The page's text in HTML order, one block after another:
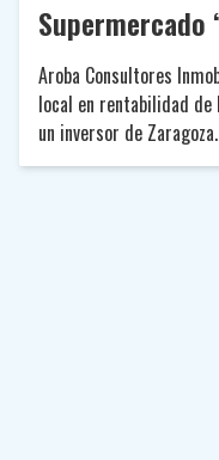
Supermercado
Aroba Consultores
local en rentabilidad de
un inversor de Zaragoza.